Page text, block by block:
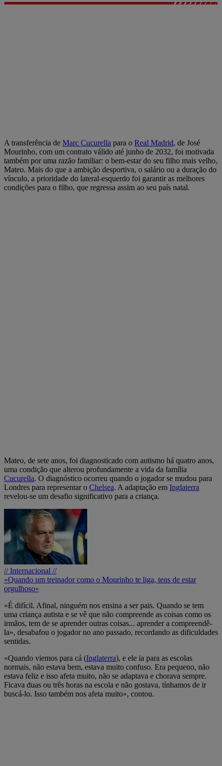
A transferência de Marc Cucurella para o Real Madrid, de José
Mourinho, com um contrato válido até junho de 2032, foi motivada
também por uma razão familiar: o bem-estar do seu filho mais velho,
Mateo. Mais do que a ambição desportiva, o salário ou a duração do
vínculo, a prioridade do lateral-esquerdo foi garantir as melhores
condições para o filho, que regressa assim ao seu país natal.
Mateo, de sete anos, foi diagnosticado com autismo há quatro anos,
uma condição que alterou profundamente a vida da família
Cucurella. O diagnóstico ocorreu quando o jogador se mudou para
Londres para representar o Chelsea. A adaptação em Inglaterra
revelou-se um desafio significativo para a criança.
// Internacional //
«Quando um treinador como o Mourinho te liga, tens de estar
orgulhoso»
«É difícil. Afinal, ninguém nos ensina a ser pais. Quando se tem
uma criança autista e se vê que não compreende as coisas como os
irmãos, tem de se aprender outras coisas... aprender a compreendê-
la», desabafou o jogador no ano passado, recordando as dificuldades
sentidas.
«Quando viemos para cá (Inglaterra), e ele ia para as escolas
normais, não estava bem, estava muito confuso. Era pequeno, não
estava feliz e isso afeta muito, não se adaptava e chorava sempre.
Ficava duas ou três horas na escola e não gostava, tínhamos de ir
buscá-lo. Isso também nos afeta muito», contou.